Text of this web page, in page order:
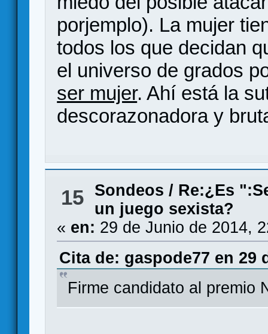
porjemplo). La mujer
todos los que decidan
el universo de grados
ser mujer. Ahí está la
descorazonadora y
15 Sondeos / Re:¿Es
un juego sexista?
« en: 29 de Junio de 2014,
Cita de: gaspode77 en 29
Firme candidato al premio